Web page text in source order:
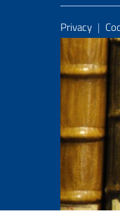
Privacy |